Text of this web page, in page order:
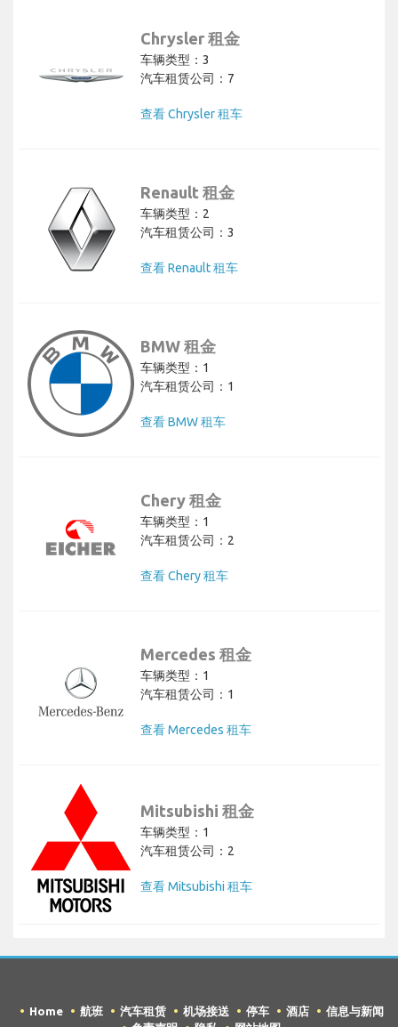
Chrysler 租金
车辆类型：3
汽车租赁公司：7
查看 Chrysler 租车
Renault 租金
车辆类型：2
汽车租赁公司：3
查看 Renault 租车
BMW 租金
车辆类型：1
汽车租赁公司：1
查看 BMW 租车
Chery 租金
车辆类型：1
汽车租赁公司：2
查看 Chery 租车
Mercedes 租金
车辆类型：1
汽车租赁公司：1
查看 Mercedes 租车
Mitsubishi 租金
车辆类型：1
汽车租赁公司：2
查看 Mitsubishi 租车
Home 航班 汽车租赁 机场接送 停车 酒店
信息与新闻